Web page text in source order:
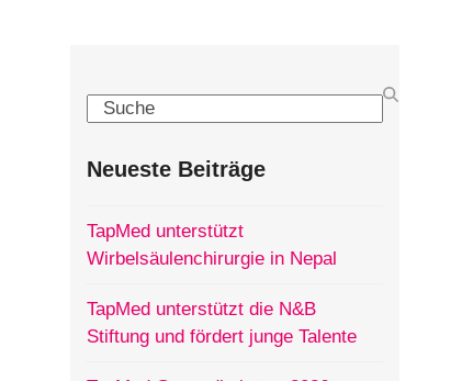
Search
Neueste Beiträge
TapMed unterstützt
Wirbelsäulenchirurgie in Nepal
TapMed unterstützt die N&B
Stiftung und fördert junge Talente